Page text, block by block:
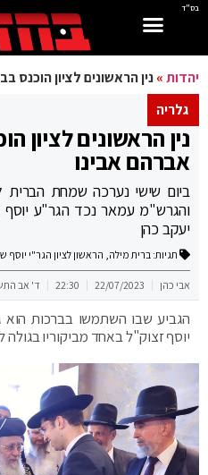
בס"ד
יהדות»נין הראשונים לציון הוכנס
גלריה
נין הראשונים לציון
אברהם אבינו
ביום שישי נערכה שמחת הברית
והגרש"מ עמאר נכד הגר"ע יוסף
יעקב כהן
תגיות: ברית מילה, הראשון לציון הגר"י יוסף
אבי כהן 22/07/2023
22:30 ד' אב
הגביע שבו השתמשו בברכות הוא
יוסף זצוק"ל באחד מביקוריו בגולה